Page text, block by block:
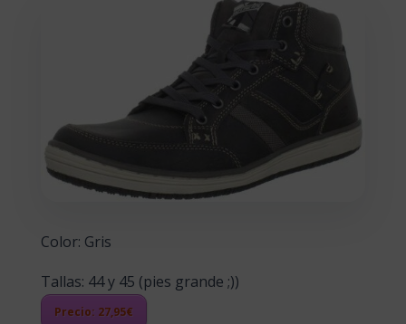
Color: Gris
Tallas: 44 y 45 (pies grande ;))
Precio: 27,95€